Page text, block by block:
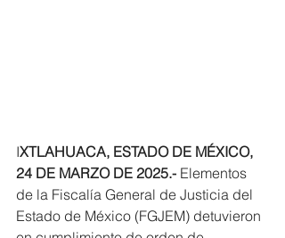
IXTLAHUACA, ESTADO DE MÉXICO,
24 DE MARZO DE 2025.- Elementos
de la Fiscalía General de Justicia del
Estado de México (FGJEM) detuvieron